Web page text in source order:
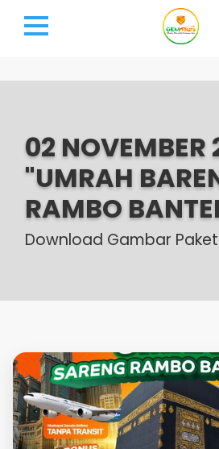
02 NOVEMBER
"UMRAH
RAMBO
Download Gambar Paket